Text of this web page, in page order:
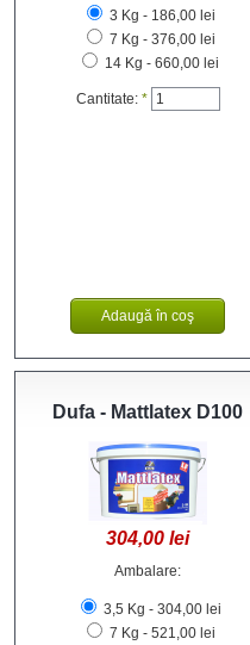
3 Kg - 186,00 lei
7 Kg - 376,00 lei
14 Kg - 660,00 lei
Cantitate: *
Dufa - Mattlatex D100
304,00 lei
Ambalare:
3,5 Kg - 304,00 lei
7 Kg - 521,00 lei